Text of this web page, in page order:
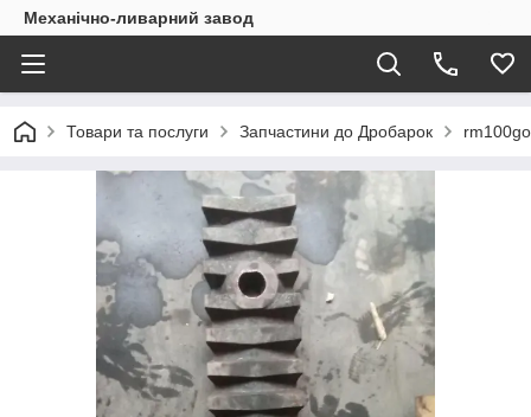
Механічно-ливарний завод
Товари та послуги Запчастини до Дробарок